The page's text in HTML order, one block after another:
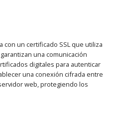
con un certificado SSL que utiliza
una comunicación
digitales para autenticar
una conexión cifrada entre
web, protegiendo los